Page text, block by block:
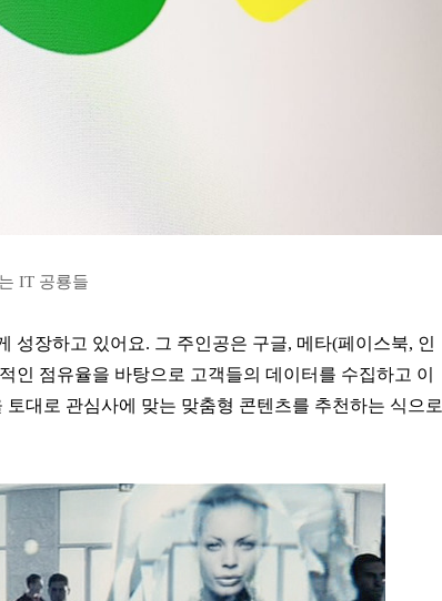
IT 공룡들
성장하고 있어요. 그 주인공은 구글, 메타(페이스북, 인
인 점유율을 바탕으로 고객들의 데이터를 수집하고 이
대로 관심사에 맞는 맞춤형 콘텐츠를 추천하는 식으로